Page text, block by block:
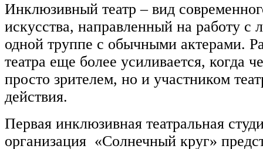
Инклюзивный театр – вид
искусства, направленный на работу
одной труппе с обычными актерами.
театра еще более усиливается, когда
просто зрителем, но и участником
действия.
Первая инклюзивная театральная
организация «Солнечный круг»